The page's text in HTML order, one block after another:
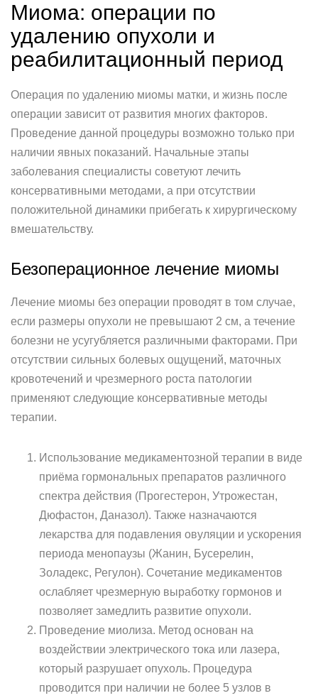
Миома: операции по
удалению опухоли и
реабилитационный период
Операция по удалению миомы матки, и жизнь после
операции зависит от развития многих факторов.
Проведение данной процедуры возможно только при
наличии явных показаний. Начальные этапы
заболевания специалисты советуют лечить
консервативными методами, а при отсутствии
положительной динамики прибегать к хирургическому
вмешательству.
Безоперационное лечение миомы
Лечение миомы без операции проводят в том случае,
если размеры опухоли не превышают 2 см, а течение
болезни не усугубляется различными факторами. При
отсутствии сильных болевых ощущений, маточных
кровотечений и чрезмерного роста патологии
применяют следующие консервативные методы
терапии.
Использование медикаментозной терапии в виде
приёма гормональных препаратов различного
спектра действия (Прогестерон, Утрожестан,
Дюфастон, Даназол). Также назначаются
лекарства для подавления овуляции и ускорения
периода менопаузы (Жанин, Бусерелин,
Золадекс, Регулон). Сочетание медикаментов
ослабляет чрезмерную выработку гормонов и
позволяет замедлить развитие опухоли.
Проведение миолиза. Метод основан на
воздействии электрического тока или лазера,
который разрушает опухоль. Процедура
проводится при наличии не более 5 узлов в